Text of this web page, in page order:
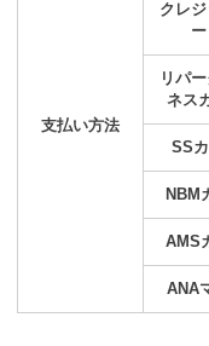
支払い方法
クレ
リパ
ネス
SS
NBM
AMS
ANA